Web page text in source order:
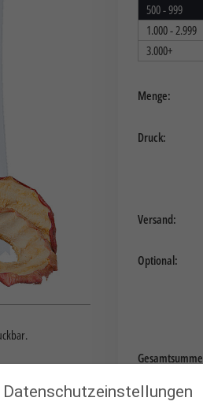
500 - 999
1.000 - 2.999
3.000+
Menge:
Druck:
Versand:
Optional:
Gesamtsumme
Datenschutzeinstellungen